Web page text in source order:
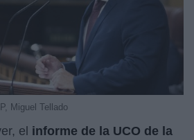
Miguel Tellado
el informe de la UCO de la